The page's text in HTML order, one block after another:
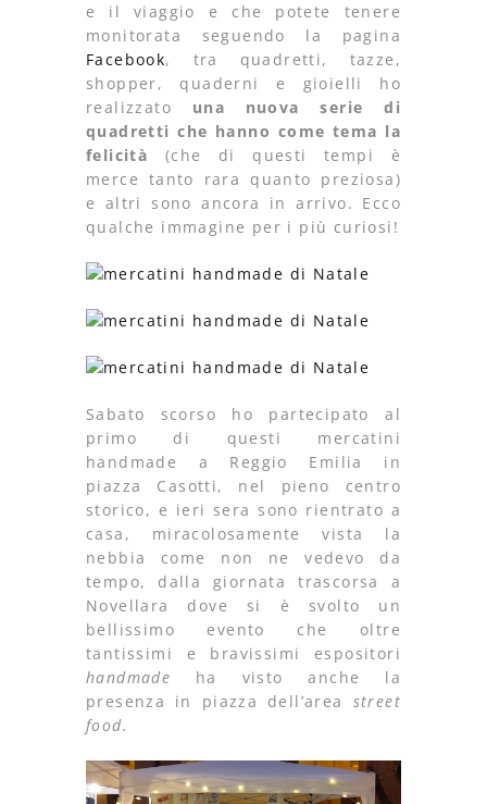
e il viaggio e che potete tenere
monitorata seguendo la pagina
Facebook, tra quadretti, tazze,
shopper, quaderni e gioielli ho
realizzato una nuova serie di
quadretti che hanno come tema la
felicità (che di questi tempi è
merce tanto rara quanto preziosa)
e altri sono ancora in arrivo. Ecco
qualche immagine per i più curiosi!
Sabato scorso ho partecipato al
primo di questi mercatini
handmade a Reggio Emilia in
piazza Casotti, nel pieno centro
storico, e ieri sera sono rientrato a
casa, miracolosamente vista la
nebbia come non ne vedevo da
tempo, dalla giornata trascorsa a
Novellara dove si è svolto un
bellissimo evento che oltre
tantissimi e bravissimi espositori
handmade ha visto anche la
presenza in piazza dell’area street
food.